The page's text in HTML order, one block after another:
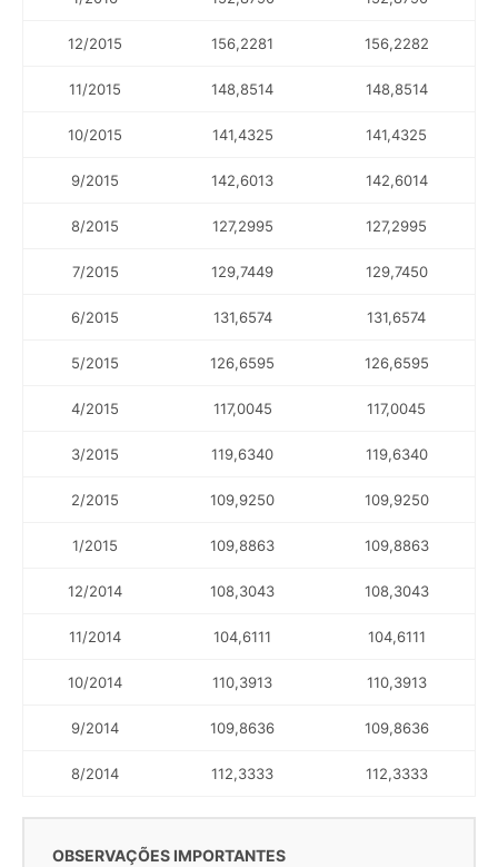
12/2015 156,2281 156,2282
11/2015 148,8514 148,8514
10/2015 141,4325 141,4325
9/2015 142,6013 142,6014
8/2015 127,2995 127,2995
7/2015 129,7449 129,7450
6/2015 131,6574 131,6574
5/2015 126,6595 126,6595
4/2015 117,0045 117,0045
3/2015 119,6340 119,6340
2/2015 109,9250 109,9250
1/2015 109,8863 109,8863
12/2014 108,3043 108,3043
11/2014 104,6111 104,6111
10/2014 110,3913 110,3913
9/2014 109,8636 109,8636
8/2014 112,3333 112,3333
OBSERVAÇÕES IMPORTANTES